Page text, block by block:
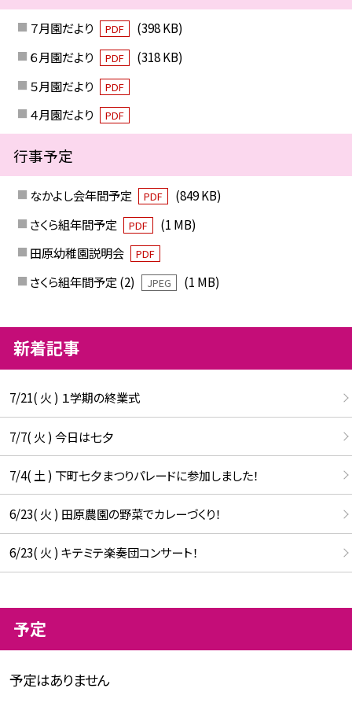
７月園だより PDF
(398 KB)
６月園だより
PDF
(318 KB)
５月園だより
PDF
４月園だより PDF
行事予定
なかよし会年間予定 PDF
(849 KB)
さくら組年間予定
PDF
(1 MB)
田原幼稚園説明会
PDF
さくら組年間予定 (2) JPEG (1 MB)
新着記事
7/21( 火 ) １学期の終業式
7/7( 火 ) 今日は七夕
7/4( 土 ) 下町七夕まつりパレードに参加しました！
6/23( 火 ) 田原農園の野菜でカレーづくり！
6/23( 火 ) キテミテ楽奏団コンサート！
予定
予定はありません